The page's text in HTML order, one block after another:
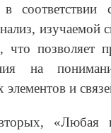
изучаемой
что позволяет
на
элементов и
«Любая